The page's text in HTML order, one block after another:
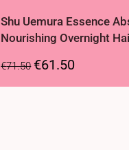
Shu Uemura Essence
Nourishing Overnight
€71.50 €61.50